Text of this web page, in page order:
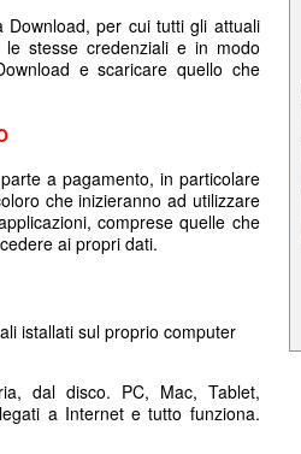
per cui tutti gli attuali
stesse credenziali e in modo
e scaricare quello che
a pagamento, in particolare
che inizieranno ad utilizzare
comprese quelle che
ai propri dati.
istallati sul proprio computer
dal disco. PC, Mac, Tablet,
a Internet e tutto funziona.